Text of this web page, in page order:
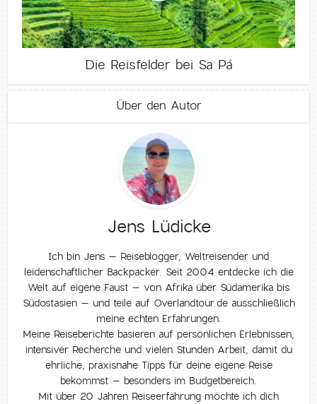
Die Reisfelder bei Sa Pá
Über den Autor
Jens Lüdicke
Ich bin Jens – Reiseblogger, Weltreisender und
leidenschaftlicher Backpacker. Seit 2004 entdecke ich die
Welt auf eigene Faust – von Afrika über Südamerika bis
Südostasien – und teile auf Overlandtour.de ausschließlich
meine echten Erfahrungen.
Meine Reiseberichte basieren auf persönlichen Erlebnissen,
intensiver Recherche und vielen Stunden Arbeit, damit du
ehrliche, praxisnahe Tipps für deine eigene Reise
bekommst – besonders im Budgetbereich.
Mit über 20 Jahren Reiseerfahrung möchte ich dich